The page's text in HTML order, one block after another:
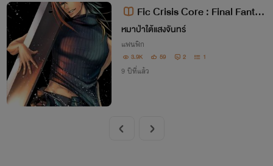
Fic Crisis Core : Final Fantas
y VII (Yaoi)
หมาป่าใต้แสงจันทร์
แฟนฟิก
3.9K 59 2 1
9 ปีที่แล้ว